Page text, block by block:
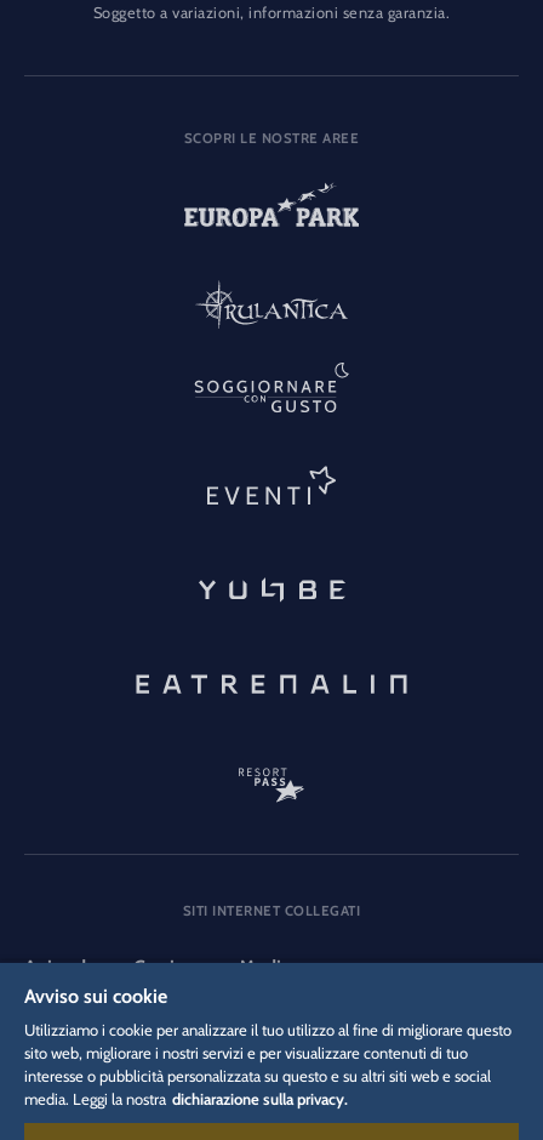
Soggetto a variazioni, informazioni senza garanzia.
SCOPRI LE NOSTRE AREE
SITI INTERNET COLLEGATI
Azienda Carriera Media
DSGVO
Tutela dei dati Impostazioni dei cookie
Colofone
Informazioni legali
Avviso sui cookie
Utilizziamo i cookie per analizzare il tuo utilizzo al fine di migliorare questo
sito web, migliorare i nostri servizi e per visualizzare contenuti di tuo
interesse o pubblicità personalizzata su questo e su altri siti web e social
media. Leggi la nostra dichiarazione sulla privacy.